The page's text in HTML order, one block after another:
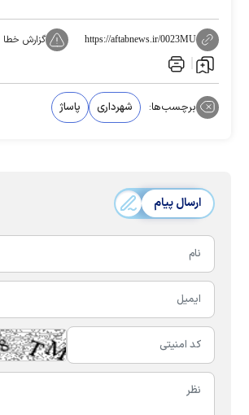
https://aftabnews.ir/0023MU گزارش خطا
برچسب‌ها: شهرداری پاساژ
ارسال پیام